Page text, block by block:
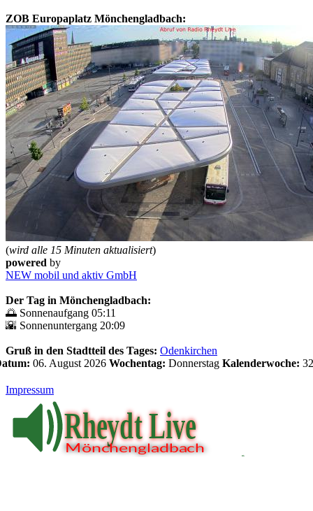
ZOB Europaplatz Mönchengladbach:
(wird alle 15 Minuten aktualisiert)
powered by
NEW mobil und aktiv GmbH
Der Tag in Mönchengladbach:
🌅 Sonnenaufgang 05:11
🌇 Sonnenuntergang 20:09
Gruß in den Stadtteil des Tages: Odenkirchen
06. August 2026 Wochentag: Donnerstag Kalenderwoche: 32
Impressum